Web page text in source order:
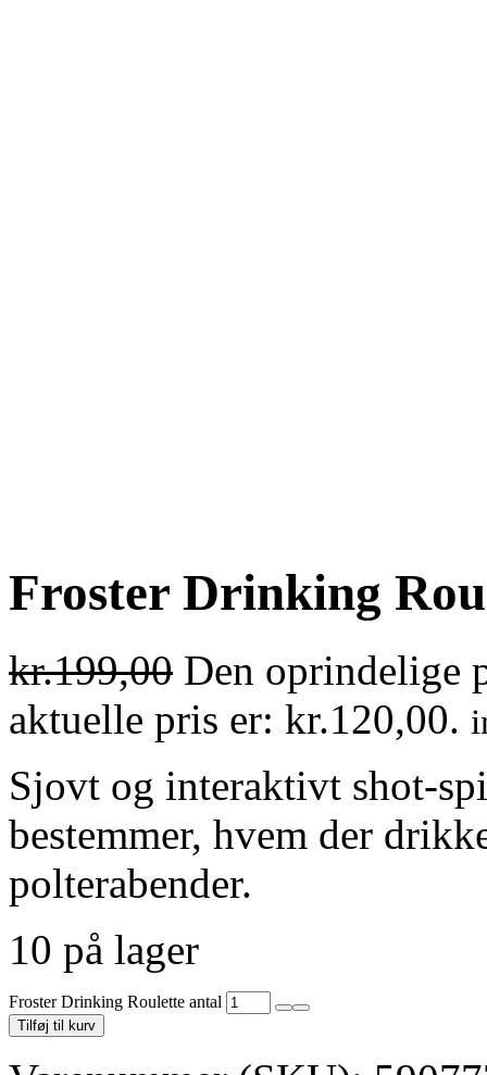
Froster Drinking
kr.199,00 Den oprindelige
aktuelle pris er: kr.120,00.
Sjovt og interaktivt shot-
bestemmer, hvem der
polterabender.
10 på lager
Froster Drinking Roulette antal
Tilføj til kurv